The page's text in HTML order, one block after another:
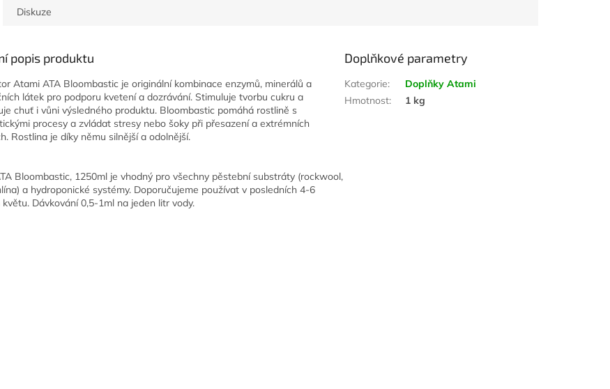
Diskuze
popis produktu
Atami ATA Bloombastic je originální kombinace enzymů, minerálů a
látek pro podporu kvetení a dozrávání. Stimuluje tvorbu cukru a
chuť i vůni výsledného produktu. Bloombastic pomáhá rostlině s
procesy a zvládat stresy nebo šoky při přesazení a extrémních
Rostlina je díky němu silnější a odolnější.
Bloombastic, 1250ml je vhodný pro všechny pěstební substráty (rockwool,
a hydroponické systémy. Doporučujeme používat v posledních 4-6
Dávkování 0,5-1ml na jeden litr vody.
Doplňkové parametry
Kategorie:
Doplňky Atami
Hmotnost: 1 kg